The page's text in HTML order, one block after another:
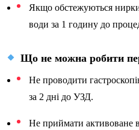
Якщо обстежуються
води за 1 годину до
Що не можна робити
Не проводити
за 2 дні до УЗД.
Не приймати активоване